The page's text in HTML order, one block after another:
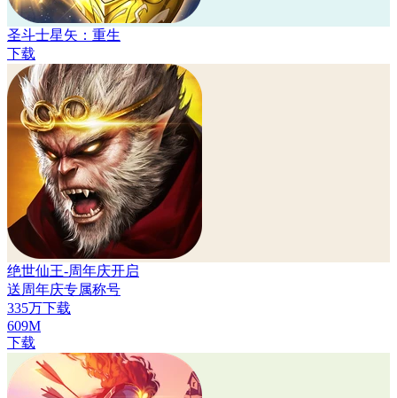
圣斗士星矢：重生
下载
绝世仙王-周年庆开启
送周年庆专属称号
335万下载
609M
下载